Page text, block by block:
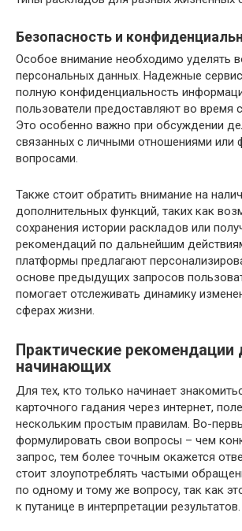
Безопасность и
Особое внимание необходимо уделять
персональных данных. Надежные
полную конфиденциальность
пользователи предоставляют во время
Это особенно важно при обсуждении
связанных с личными отношениями или
вопросами.
Также стоит обратить внимание на
дополнительных функций, таких как
сохранения истории раскладов или
рекомендаций по дальнейшим
платформы предлагают
основе предыдущих запросов
помогает отслеживать динамику
сферах жизни.
Практические рекомендации
начинающих
Для тех, кто только начинает
карточного гадания через интернет,
нескольким простым правилам. Во-
формулировать свои вопросы – чем
запрос, тем более точным окажется
стоит злоупотреблять частыми
по одному и тому же вопросу, так как
к путанице в интерпретации результатов.